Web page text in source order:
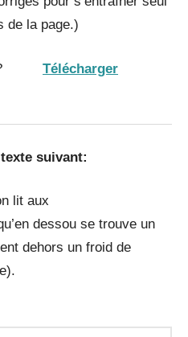
de la page.)
? Télécharger
suivant:
lit aux
dessou se trouve un
dehors un froid de